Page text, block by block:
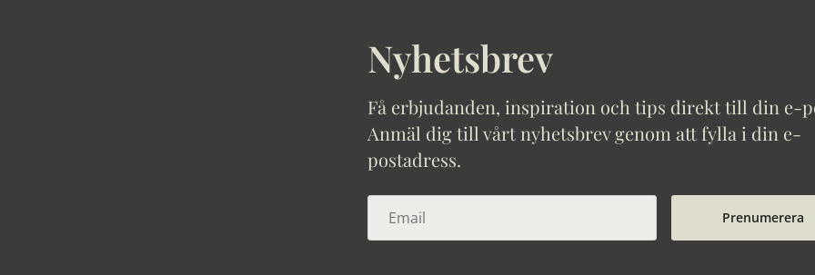
Nyhetsbrev
Få erbjudanden, inspiration och tips direkt till din e-
Anmäl dig till vårt nyhetsbrev genom att fylla i din e-
postadress.
Prenumerera